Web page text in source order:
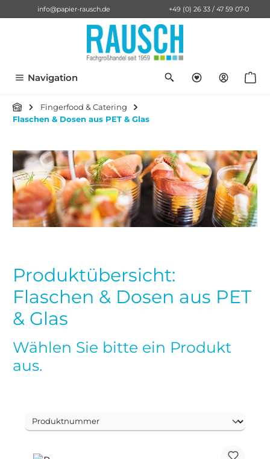
springen
info@papier-rausch.de +49 (0) 26 33 / 47 59 07-0
Navigation Du hast 0
Fingerfood & Catering
Flaschen & Dosen aus PET & Glas
Bildergalerie überspringen
Produktübersicht:
Flaschen & Dosen aus PET
& Glas
Wählen Sie bitte ein Produkt
aus.